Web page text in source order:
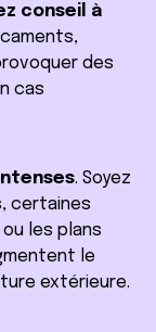
conseil à
des
cas
. Soyez
certaines
les plans
le
extérieure.